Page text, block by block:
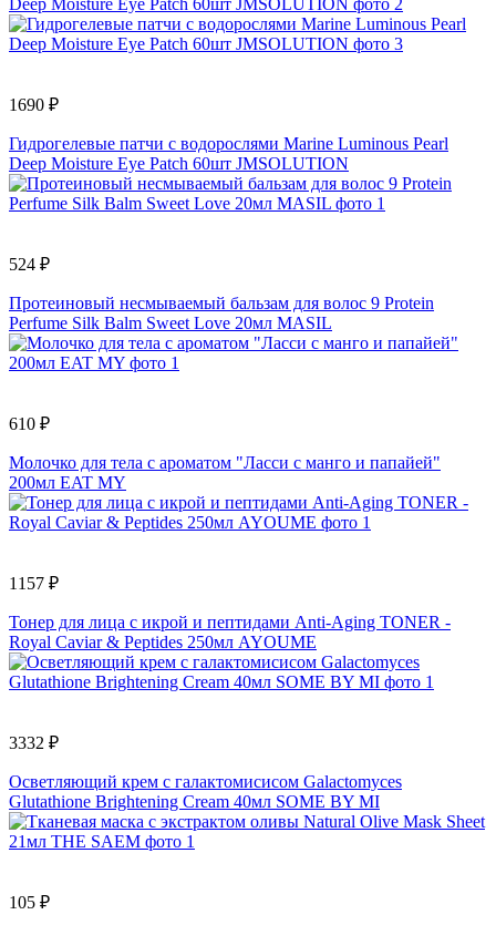
1690 ₽
Гидрогелевые патчи с водорослями Marine Luminous Pearl
Deep Moisture Eye Patch 60шт JMSOLUTION
524 ₽
Протеиновый несмываемый бальзам для волос 9 Protein
Perfume Silk Balm Sweet Love 20мл MASIL
610 ₽
Молочко для тела с ароматом "Ласси с манго и папайей"
200мл EAT MY
1157 ₽
Тонер для лица с икрой и пептидами Anti-Aging TONER -
Royal Caviar & Peptides 250мл AYOUME
3332 ₽
Осветляющий крем с галактомисисом Galactomyces
Glutathione Brightening Cream 40мл SOME BY MI
105 ₽